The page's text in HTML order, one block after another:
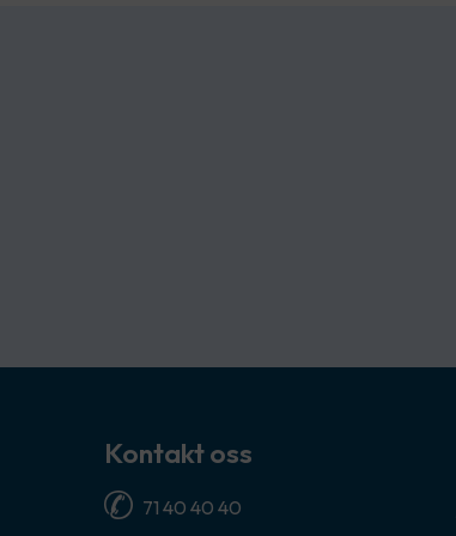
Kontakt oss
71 40 40 40